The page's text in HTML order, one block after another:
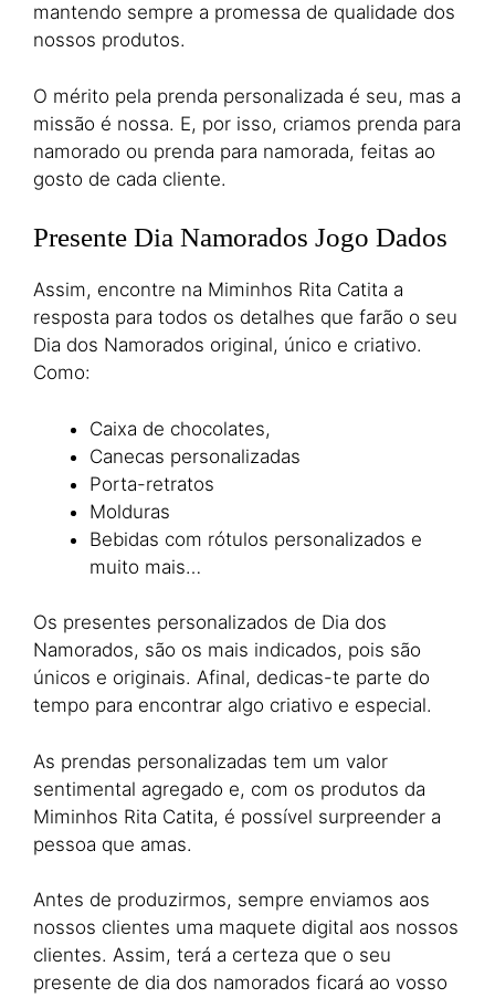
mantendo sempre a promessa de qualidade dos
nossos produtos.
O mérito pela prenda personalizada é seu, mas a
missão é nossa. E, por isso, criamos prenda para
namorado ou prenda para namorada, feitas ao
gosto de cada cliente.
Presente Dia Namorados Jogo Dados
Assim, encontre na Miminhos Rita Catita a
resposta para todos os detalhes que farão o seu
Dia dos Namorados original, único e criativo.
Como:
Caixa de chocolates,
Canecas personalizadas
Porta-retratos
Molduras
Bebidas com rótulos personalizados e
muito mais…
Os presentes personalizados de Dia dos
Namorados, são os mais indicados, pois são
únicos e originais. Afinal, dedicas-te parte do
tempo para encontrar algo criativo e especial.
As prendas personalizadas tem um valor
sentimental agregado e, com os produtos da
Miminhos Rita Catita, é possível surpreender a
pessoa que amas.
Antes de produzirmos, sempre enviamos aos
nossos clientes uma maquete digital aos nossos
clientes. Assim, terá a certeza que o seu
presente de dia dos namorados ficará ao vosso